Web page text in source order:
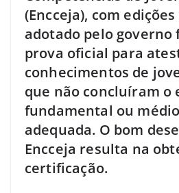
(Encceja), com
adotado pelo governo
prova oficial para
conhecimentos de
que não concluíram o
fundamental ou
adequada. O bom
Encceja resulta na
certificação.